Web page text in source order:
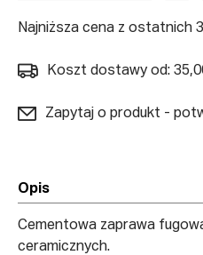
Najniższa cena z ostatnich
Koszt dostawy od:
Zapytaj o produkt -
Opis
Cementowa zaprawa
ceramicznych.